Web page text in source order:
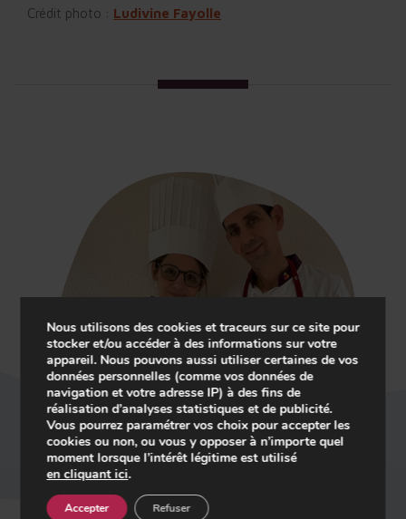
Crédit photo : Ludivine Fayolle
Play
Nous utilisons des cookies et traceurs sur ce site pour
stocker et/ou accéder à des informations sur votre
appareil. Nous pouvons aussi utiliser certaines de vos
données personnelles (comme vos données de
navigation et votre adresse IP) à des fins de
réalisation d’analyses statistiques et de publicité.
Vous pourrez paramétrer vos choix pour accepter les
cookies ou non, ou vous y opposer à n’importe quel
moment lorsque l’intérêt légitime est utilisé
en cliquant ici.
Accepter Refuser